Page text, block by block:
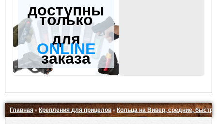
доступны
только
для
ONLINE
заказа
Главная»Крепления для прицелов» Кольца на Вивер, средние,